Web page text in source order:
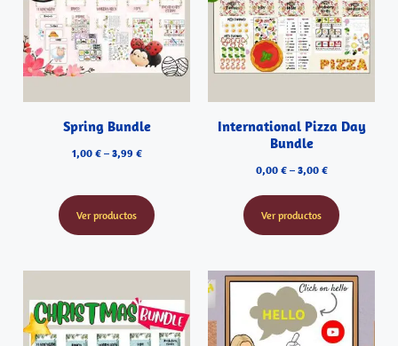
Spring Bundle
1,00 €– 3,99 €
Ver productos
International Pizza Day
Bundle
0,00 €– 3,00 €
Ver productos